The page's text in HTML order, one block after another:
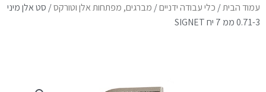
עמוד הבית/ כלי עבודה ידניים/ מברגים, מפתחות אלן וטורקס/ סט אלן מיני
0.71-3 ממ 7 יח SIGNET